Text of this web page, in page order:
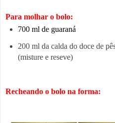
Para molhar o bolo:
700 ml de guaraná
200 ml da calda do doce de
(misture e reseve)
Recheando o bolo na forma: